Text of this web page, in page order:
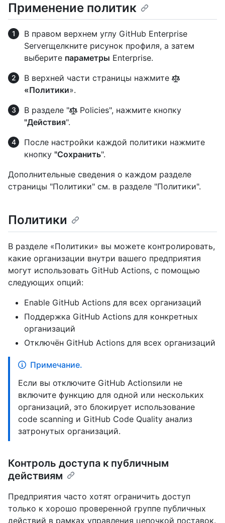
Применение политик
В правом верхнем углу GitHub Enterprise
Serverщелкните рисунок профиля, а затем
выберите параметры Enterprise.
В верхней части страницы нажмите
«Политики».
В разделе "
Policies", нажмите кнопку
"Действия".
После настройки каждой политики нажмите
кнопку "Сохранить".
Дополнительные сведения о каждом разделе
страницы "Политики" см. в разделе "Политики".
Политики
В разделе «Политики» вы можете контролировать,
какие организации внутри вашего предприятия
могут использовать GitHub Actions, с помощью
следующих опций:
Enable GitHub Actions для всех организаций
Поддержка GitHub Actions для конкретных
организаций
Отключён GitHub Actions для всех организаций
Примечание.
Если вы отключите GitHub Actionsили не
включите функцию для одной или нескольких
организаций, это блокирует использование
code scanning и GitHub Code Quality анализ
затронутых организаций.
Контроль доступа к публичным
действиям
Предприятия часто хотят ограничить доступ
только к хорошо проверенной группе публичных
действий в рамках управления цепочкой поставок.